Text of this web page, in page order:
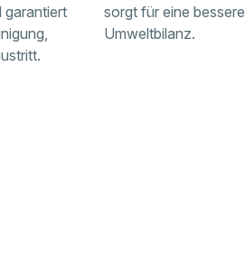
garantiert
sorgt für eine bessere
Umweltbilanz.